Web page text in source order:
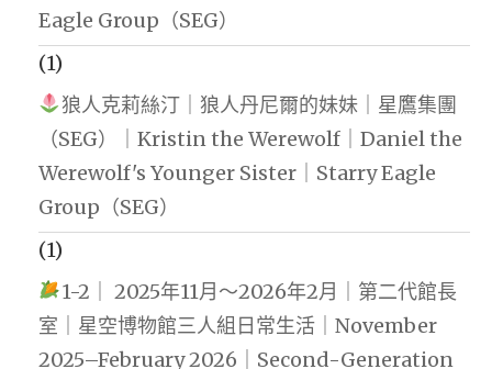
Eagle Group（SEG）
(1)
狼人克莉絲汀｜狼人丹尼爾的妹妹｜星鷹集團
（SEG）｜Kristin the Werewolf｜Daniel the
Werewolf's Younger Sister｜Starry Eagle
Group（SEG）
(1)
1-2｜ 2025年11月～2026年2月｜第二代館長
室｜星空博物館三人組日常生活｜November
2025–February 2026｜Second-Generation